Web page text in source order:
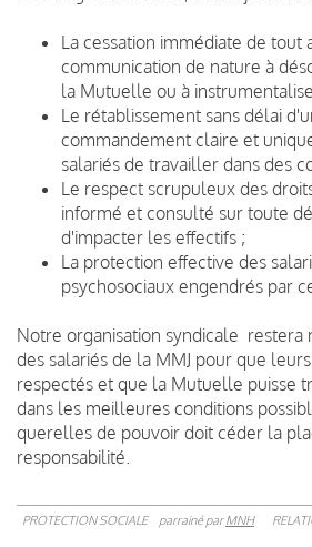
La cessation immédiate de tout
communication de nature à
la Mutuelle ou à
Le rétablissement sans délai
commandement claire et
salariés de travailler dans des
Le respect scrupuleux des
informé et consulté sur toute
d'impacter les effectifs ;
La protection effective des
psychosociaux engendrés par
Notre organisation syndicale restera
des salariés de la MMJ pour que
respectés et que la Mutuelle puisse
dans les meilleures conditions
querelles de pouvoir doit céder la
responsabilité.
PROTECTION SOCIALE parrainé parMNH